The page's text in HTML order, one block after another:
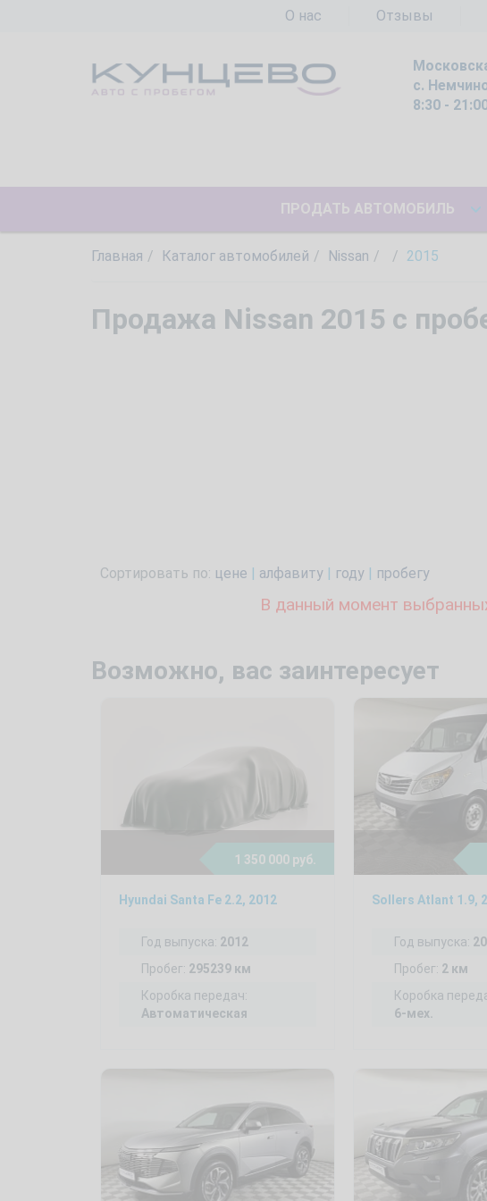
О нас Отзывы
с.
8:30 -
ПРОДАТЬ АВТОМОБИЛЬ
Главная Каталог автомобилей Nissan 2015
Продажа Nissan 2015 с
Сортировать по: цене | алфавиту | году | пробегу
В данный момент
Возможно, вас заинтересует
1 350 000 руб.
Hyundai Santa Fe 2.2, 2012
Год выпуска: 2012
Пробег: 295239 км
Коробка передач:
Автоматическая
Sollers Atlant 1.9,
Год выпуска:
Пробег: 2 км
Коробка
6-мех.